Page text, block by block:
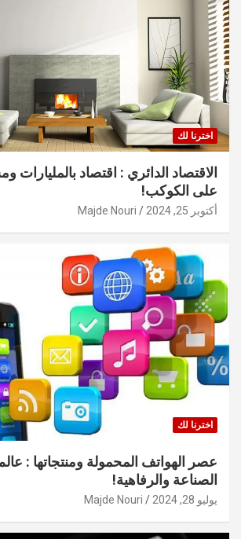
اخترنا لك
الاقتصاد الدائري : اقتصاد بالمليارات
على الكوكب!
أكتوبر 25, 2024 Majde Nouri
اخترنا لك
عصر الهواتف المحمولة ومنتجاتها :
الصناعة والرفاهية!
يوليو 28, 2024 Majde Nouri